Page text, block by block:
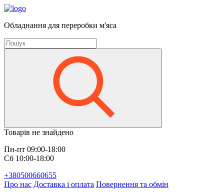
Обладнання для переробки м'яса
Товарів не знайдено
Пн-пт 09:00-18:00
Сб 10:00-18:00
+380500660655
Про нас Доставка і оплата Повернення та обмін